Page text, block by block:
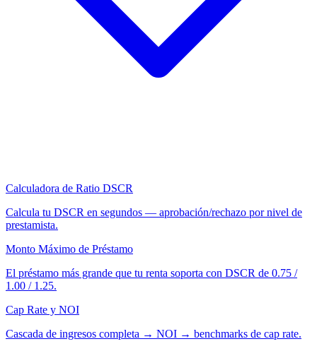
Calculadora de Ratio DSCR
Calcula tu DSCR en segundos — aprobación/rechazo por nivel de
prestamista.
Monto Máximo de Préstamo
El préstamo más grande que tu renta soporta con DSCR de 0.75 /
1.00 / 1.25.
Cap Rate y NOI
Cascada de ingresos completa → NOI → benchmarks de cap rate.